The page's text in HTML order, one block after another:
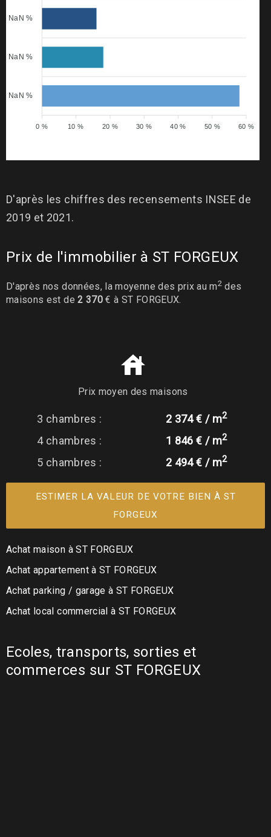
NaN %
NaN %
NaN %
60 %
50 %
40 %
30 %
20 %
10 %
0 %
D'après les chiffres des recensements INSEE de
2019 et 2021.
Prix de l'immobilier à ST FORGEUX
D'après nos données, la moyenne des prix au m2 des
maisons est de2 370 € à ST FORGEUX.
Prix moyen des maisons
3 chambres : 2 374 € / m2
4 chambres : 1 846 € / m2
5 chambres : 2 494 € / m2
ESTIMER LA VALEUR DE VOTRE BIEN À ST
FORGEUX
Achat maison à ST FORGEUX
Achat appartement à ST FORGEUX
Achat parking / garage à ST FORGEUX
Achat local commercial à ST FORGEUX
Ecoles, transports, sorties et
commerces sur ST FORGEUX